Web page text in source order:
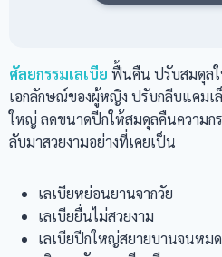
ศัลยกรรมเลเบีย ฟื้นคืน ปรับสมดุลใ
เอกลักษณ์ของผู้หญิง ปรับกลีบแคม
ใหญ่ ลดขนาดปีกให้สมดุลคืนความ
ลับมาสวยงามอย่างที่เคยเป็น
เลเบียหย่อนยานจากวัย
เลเบียยื่นไม่สวยงาม
เลเบียปีกใหญ่สยายบานจนหม